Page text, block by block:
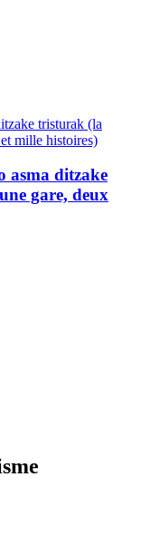
asma ditzake
gare, deux